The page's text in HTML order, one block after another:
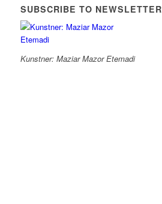
SUBSCRIBE TO NEWSLETTER
Kunstner: Maziar Mazor Etemadi